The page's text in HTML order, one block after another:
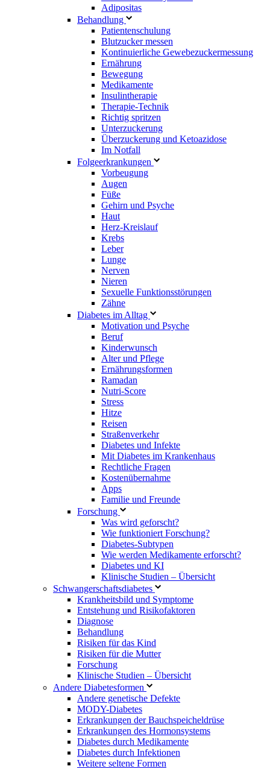
Adipositas
Behandlung
Patientenschulung
Blutzucker messen
Kontinuierliche Gewebezuckermessung
Ernährung
Bewegung
Medikamente
Insulintherapie
Therapie-Technik
Richtig spritzen
Unterzuckerung
Überzuckerung und Ketoazidose
Im Notfall
Folgeerkrankungen
Vorbeugung
Augen
Füße
Gehirn und Psyche
Haut
Herz-Kreislauf
Krebs
Leber
Lunge
Nerven
Nieren
Sexuelle Funktionsstörungen
Zähne
Diabetes im Alltag
Motivation und Psyche
Beruf
Kinderwunsch
Alter und Pflege
Ernährungsformen
Ramadan
Nutri-Score
Stress
Hitze
Reisen
Straßenverkehr
Diabetes und Infekte
Mit Diabetes im Krankenhaus
Rechtliche Fragen
Kostenübernahme
Apps
Familie und Freunde
Forschung
Was wird geforscht?
Wie funktioniert Forschung?
Diabetes-Subtypen
Wie werden Medikamente erforscht?
Diabetes und KI
Klinische Studien – Übersicht
Schwangerschaftsdiabetes
Krankheitsbild und Symptome
Entstehung und Risikofaktoren
Diagnose
Behandlung
Risiken für das Kind
Risiken für die Mutter
Forschung
Klinische Studien – Übersicht
Andere Diabetesformen
Andere genetische Defekte
MODY-Diabetes
Erkrankungen der Bauchspeicheldrüse
Erkrankungen des Hormonsystems
Diabetes durch Medikamente
Diabetes durch Infektionen
Weitere seltene Formen